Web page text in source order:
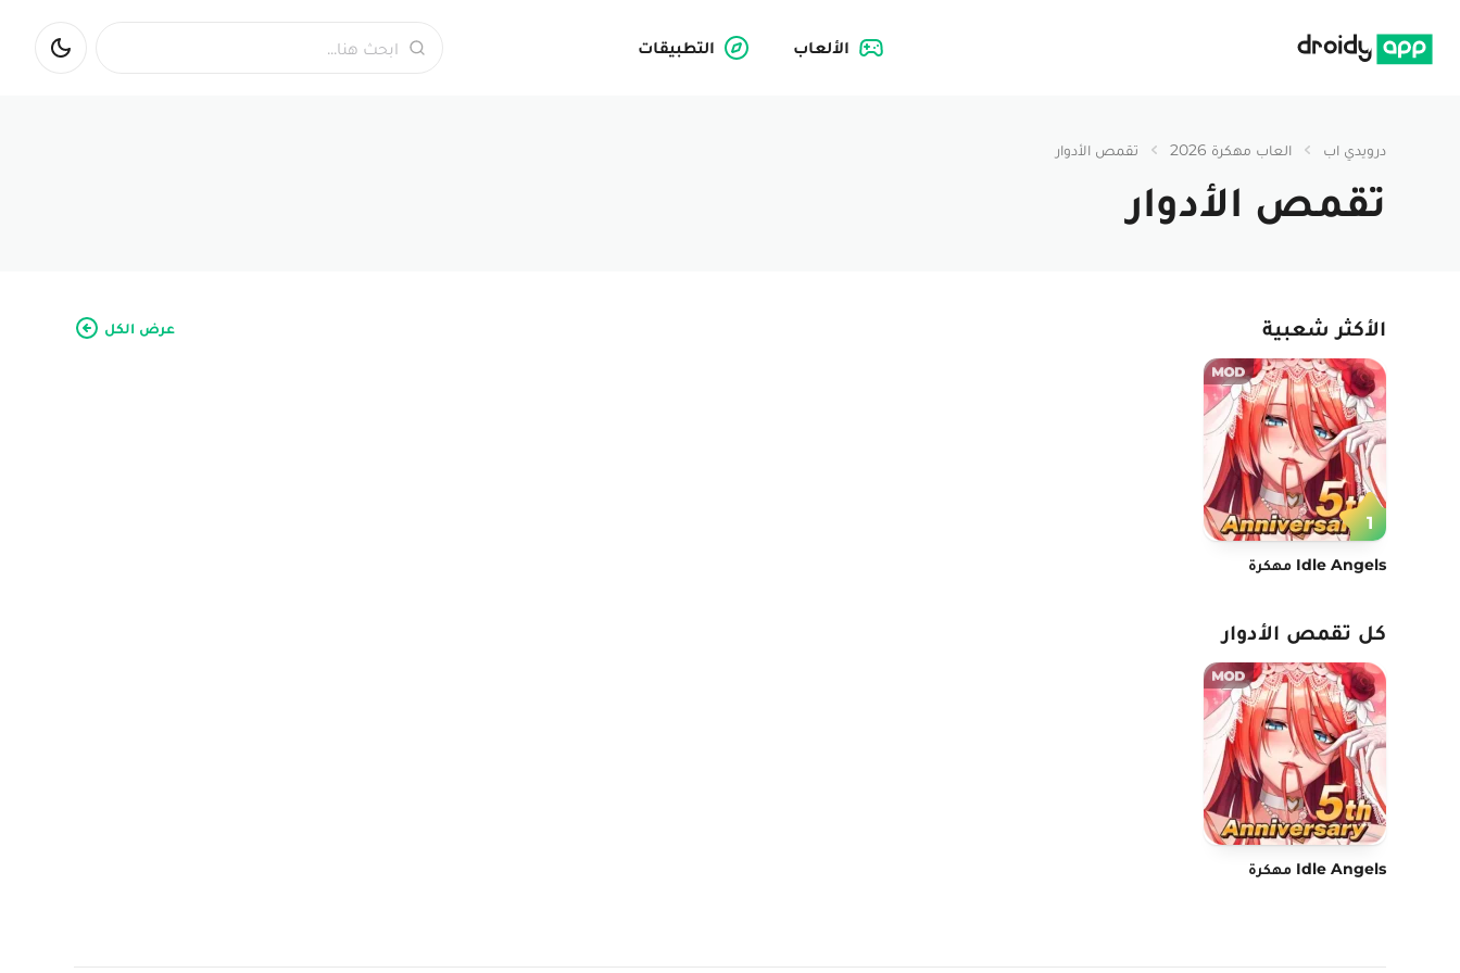
درويدي اب الألعاب
التطبيقات
درويدي اب العاب مهكرة 2026 تقمص الأدوار
تقمص الأدوار
الأكثر شعبية عرض الكل
1
Idle Angels مهكرة
كل تقمص الأدوار
Idle Angels مهكرة